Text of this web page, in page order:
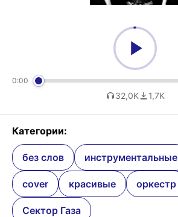
0:00
32,0K 1,7K
Категории:
без слов инструментальные
cover красивые оркестр
Сектор Газа